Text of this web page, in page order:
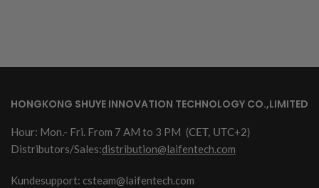
HONGKONG SHUYE INNOVATION TECHNOLOGY CO.,LIMITED
Hour: Mon.- Fri. From 7 AM to 3 PM (CET, UTC+2)
Distributors/Sales:distribution@laifentech.com
Kundesupport: csteam@laifentech.com